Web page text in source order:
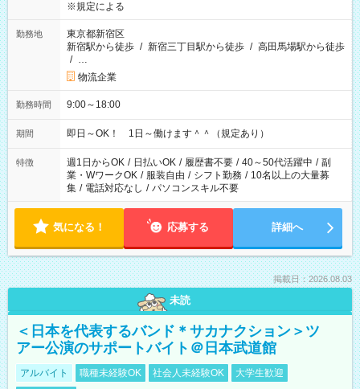
※規定による
勤務地
東京都新宿区
新宿駅から徒歩 / 新宿三丁目駅から徒歩 / 高田馬場駅から徒歩
/ …
物流企業
勤務時間 9:00～18:00
期間 即日～OK！ 1日～働けます＾＾（規定あり）
特徴 週1日からOK / 日払いOK / 履歴書不要 / 40～50代活躍中 / 副
業・WワークOK / 服装自由 / シフト勤務 / 10名以上の大量募
集 / 電話対応なし / パソコンスキル不要
気になる！ 応募する 詳細へ
掲載日：2026.08.03
未読
＜日本を代表するバンド＊サカナクション＞ツ
アー公演のサポートバイト＠日本武道館
アルバイト 職種未経験OK 社会人未経験OK
大学生歓迎